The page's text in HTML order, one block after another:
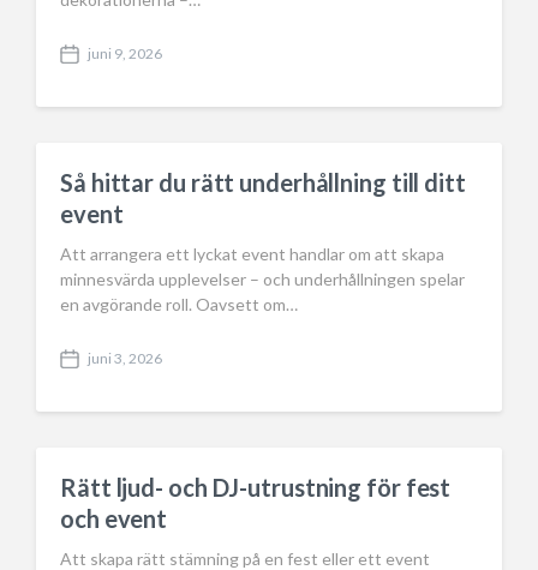
P
s
a
t
e
juni 9, 2026
Så hittar du rätt underhållning till ditt
event
Att arrangera ett lyckat event handlar om att skapa
minnesvärda upplevelser – och underhållningen spelar
en avgörande roll. Oavsett om…
P
s
a
t
e
juni 3, 2026
Rätt ljud- och DJ-utrustning för fest
och event
Att skapa rätt stämning på en fest eller ett event